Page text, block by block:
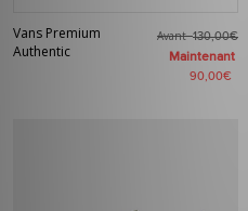
Vans Premium
Authentic
Avant130,00€
Maintenant
90,00€